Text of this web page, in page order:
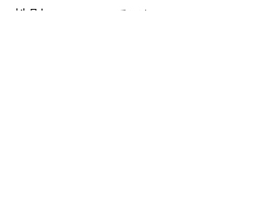
性別 メス（不妊手術済）